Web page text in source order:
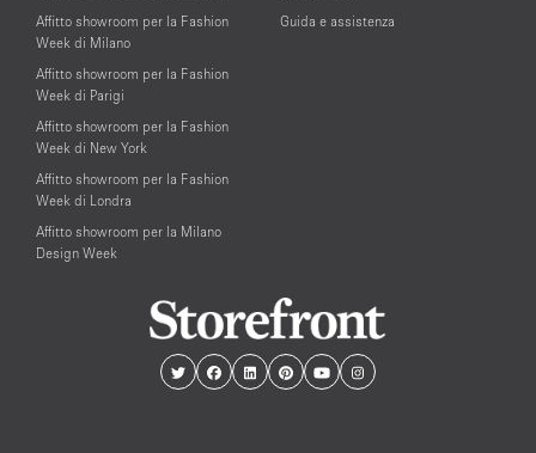
Affitto showroom per la Fashion
Week di Milano
Affitto showroom per la Fashion
Week di Parigi
Affitto showroom per la Fashion
Week di New York
Affitto showroom per la Fashion
Week di Londra
Affitto showroom per la Milano
Design Week
Guida e assistenza